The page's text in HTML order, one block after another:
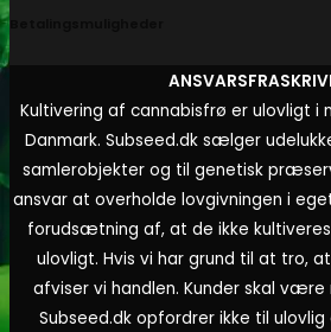
Kultivering af cannabisfrø er ulovligt i
Danmark. Subseed.dk sælger
samlerobjekter og til genetisk
ansvar at overholde lovgivningen i
forudsætning af, at de ikke
ulovligt. Hvis vi har grund til at tro,
afviser vi handlen. Kunder skal være
Subseed.dk opfordrer ikke til